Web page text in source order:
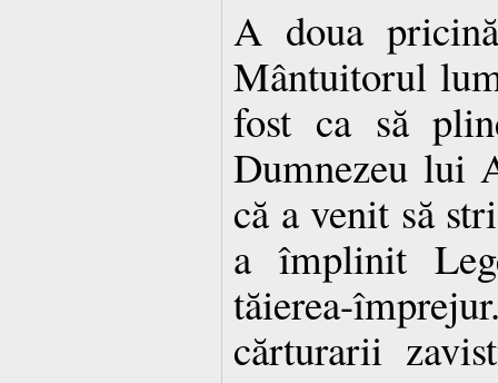
A doua
Mântuitorul
fost ca să
Dumnezeu lui
că a venit să
a împlinit
tăierea-
cărturarii